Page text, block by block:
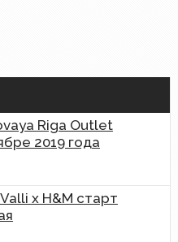
Riga Outlet
2019 года
x H&M старт